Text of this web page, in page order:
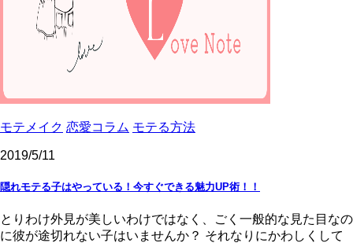
モテメイク 恋愛コラム モテる方法
2019/5/11
隠れモテる子はやっている！今すぐできる魅力UP術！！
とりわけ外見が美しいわけではなく、ごく一般的な見た目なの
に彼が途切れない子はいませんか？ それなりにかわしくして